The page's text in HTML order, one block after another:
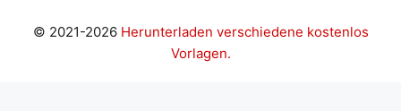
© 2021-2026 Herunterladen verschiedene kostenlos
Vorlagen.